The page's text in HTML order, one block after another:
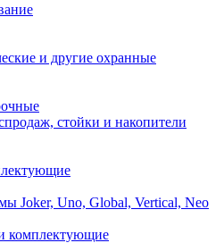
и другие охранные
стойки и накопители
Joker, Uno, Global, Vertical, Neo
комплектующие